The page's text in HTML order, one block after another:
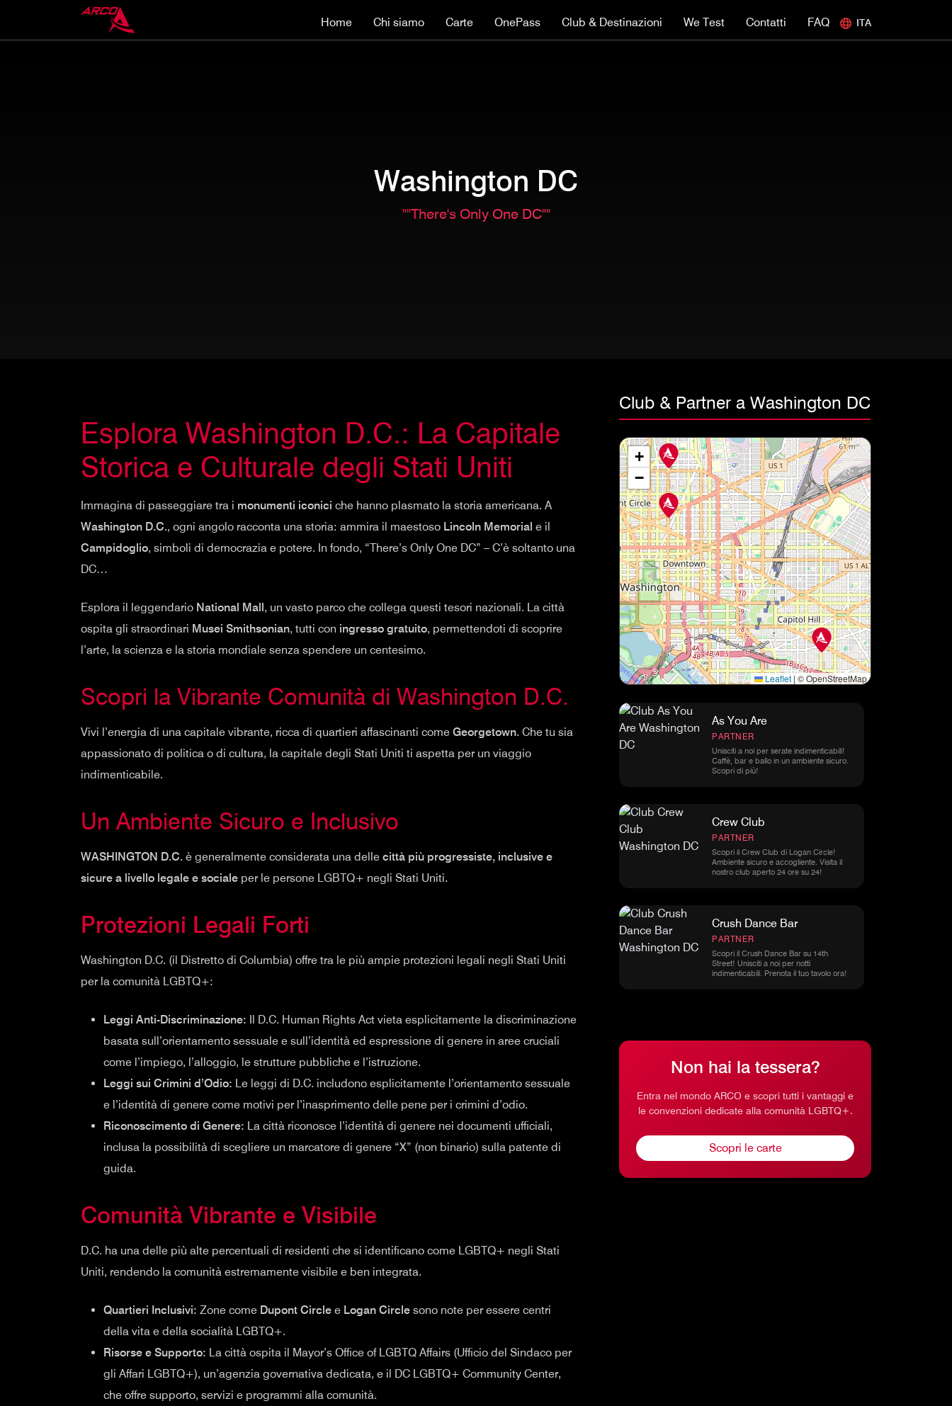
Home Chi siamo Carte OnePass Club & Destinazioni We Test Contatti FAQ ITA
Washington DC
""There's Only One DC""
Esplora Washington D.C.: La Capitale
Storica e Culturale degli Stati Uniti
Immagina di passeggiare tra i monumenti iconici che hanno plasmato la storia americana. A
Washington D.C., ogni angolo racconta una storia: ammira il maestoso Lincoln Memorial e il
Campidoglio, simboli di democrazia e potere. In fondo, “There’s Only One DC” – C’è soltanto una
DC…
Esplora il leggendario National Mall, un vasto parco che collega questi tesori nazionali. La città
ospita gli straordinari Musei Smithsonian, tutti con ingresso gratuito, permettendoti di scoprire
l’arte, la scienza e la storia mondiale senza spendere un centesimo.
Scopri la Vibrante Comunità di Washington D.C.
Vivi l’energia di una capitale vibrante, ricca di quartieri affascinanti come Georgetown. Che tu sia
appassionato di politica o di cultura, la capitale degli Stati Uniti ti aspetta per un viaggio
indimenticabile.
Un Ambiente Sicuro e Inclusivo
WASHINGTON D.C. è generalmente considerata una delle città più progressiste, inclusive e
sicure a livello legale e sociale per le persone LGBTQ+ negli Stati Uniti.
Protezioni Legali Forti
Washington D.C. (il Distretto di Columbia) offre tra le più ampie protezioni legali negli Stati Uniti
per la comunità LGBTQ+:
Leggi Anti-Discriminazione: Il D.C. Human Rights Act vieta esplicitamente la discriminazione
basata sull’orientamento sessuale e sull’identità ed espressione di genere in aree cruciali
come l’impiego, l’alloggio, le strutture pubbliche e l’istruzione.
Leggi sui Crimini d’Odio: Le leggi di D.C. includono esplicitamente l’orientamento sessuale
e l’identità di genere come motivi per l’inasprimento delle pene per i crimini d’odio.
Riconoscimento di Genere: La città riconosce l’identità di genere nei documenti ufficiali,
inclusa la possibilità di scegliere un marcatore di genere “X” (non binario) sulla patente di
guida.
Comunità Vibrante e Visibile
D.C. ha una delle più alte percentuali di residenti che si identificano come LGBTQ+ negli Stati
Uniti, rendendo la comunità estremamente visibile e ben integrata.
Quartieri Inclusivi: Zone come Dupont Circle e Logan Circle sono note per essere centri
della vita e della socialità LGBTQ+.
Risorse e Supporto: La città ospita il Mayor’s Office of LGBTQ Affairs (Ufficio del Sindaco per
gli Affari LGBTQ+), un’agenzia governativa dedicata, e il DC LGBTQ+ Community Center,
che offre supporto, servizi e programmi alla comunità.
Club & Partner a Washington DC
+
−
Leaflet | © OpenStreetMap
As You Are
PARTNER
Unisciti a noi per serate indimenticabili!
Caffè, bar e ballo in un ambiente sicuro.
Scopri di più!
Crew Club
PARTNER
Scopri il Crew Club di Logan Circle!
Ambiente sicuro e accogliente. Visita il
nostro club aperto 24 ore su 24!
Crush Dance Bar
PARTNER
Scopri il Crush Dance Bar su 14th
Street! Unisciti a noi per notti
indimenticabili. Prenota il tuo tavolo ora!
Non hai la tessera?
Entra nel mondo ARCO e scopri tutti i vantaggi e
le convenzioni dedicate alla comunità LGBTQ+.
Scopri le carte